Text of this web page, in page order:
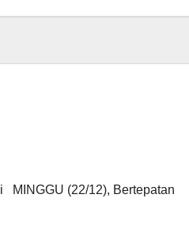
MINGGU (22/12), Bertepatan